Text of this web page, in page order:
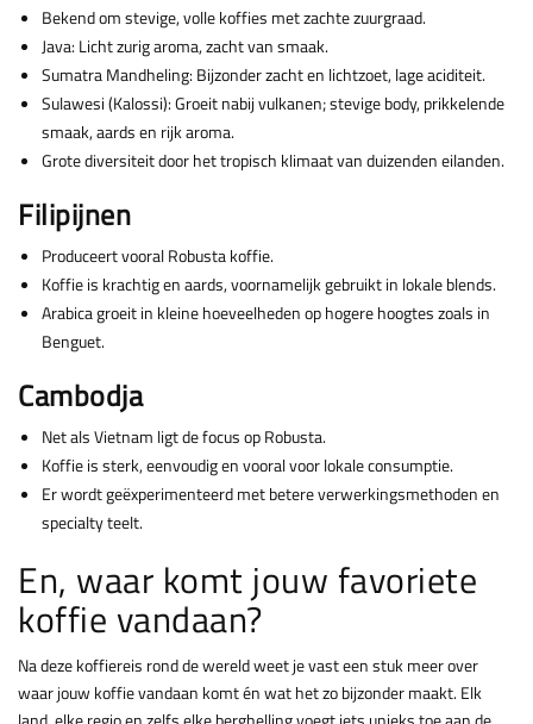
Bekend om stevige, volle koffies met zachte zuurgraad.
Java: Licht zurig aroma, zacht van smaak.
Sumatra Mandheling: Bijzonder zacht en lichtzoet, lage aciditeit.
Sulawesi (Kalossi): Groeit nabij vulkanen; stevige body, prikkelende
smaak, aards en rijk aroma.
Grote diversiteit door het tropisch klimaat van duizenden eilanden.
Filipijnen
Produceert vooral Robusta koffie.
Koffie is krachtig en aards, voornamelijk gebruikt in lokale blends.
Arabica groeit in kleine hoeveelheden op hogere hoogtes zoals in
Benguet.
Cambodja
Net als Vietnam ligt de focus op Robusta.
Koffie is sterk, eenvoudig en vooral voor lokale consumptie.
Er wordt geëxperimenteerd met betere verwerkingsmethoden en
specialty teelt.
En, waar komt jouw favoriete
koffie vandaan?
Na deze koffiereis rond de wereld weet je vast een stuk meer over
waar jouw koffie vandaan komt én wat het zo bijzonder maakt. Elk